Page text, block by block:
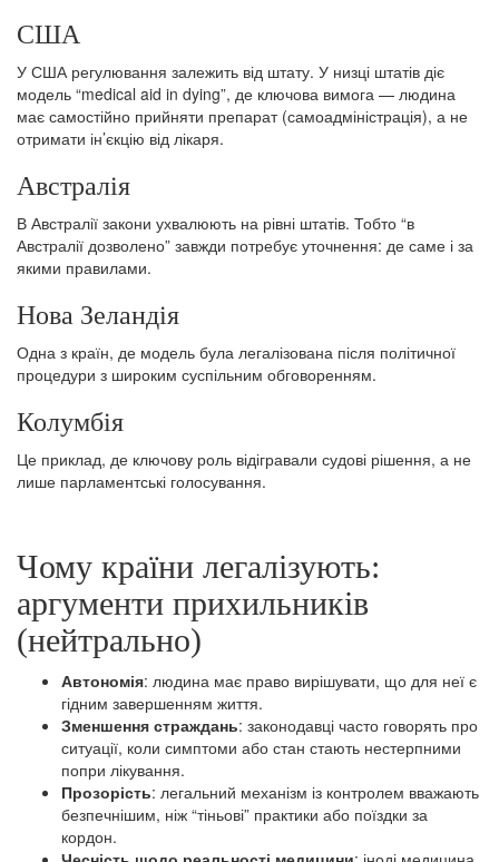
США
У США регулювання залежить від штату. У низці штатів діє
модель “medical aid in dying”, де ключова вимога — людина
має самостійно прийняти препарат (самоадміністрація), а не
отримати ін’єкцію від лікаря.
Австралія
В Австралії закони ухвалюють на рівні штатів. Тобто “в
Австралії дозволено” завжди потребує уточнення: де саме і за
якими правилами.
Нова Зеландія
Одна з країн, де модель була легалізована після політичної
процедури з широким суспільним обговоренням.
Колумбія
Це приклад, де ключову роль відігравали судові рішення, а не
лише парламентські голосування.
Чому країни легалізують:
аргументи прихильників
(нейтрально)
Автономія: людина має право вирішувати, що для неї є
гідним завершенням життя.
Зменшення страждань: законодавці часто говорять про
ситуації, коли симптоми або стан стають нестерпними
попри лікування.
Прозорість: легальний механізм із контролем вважають
безпечнішим, ніж “тіньові” практики або поїздки за
кордон.